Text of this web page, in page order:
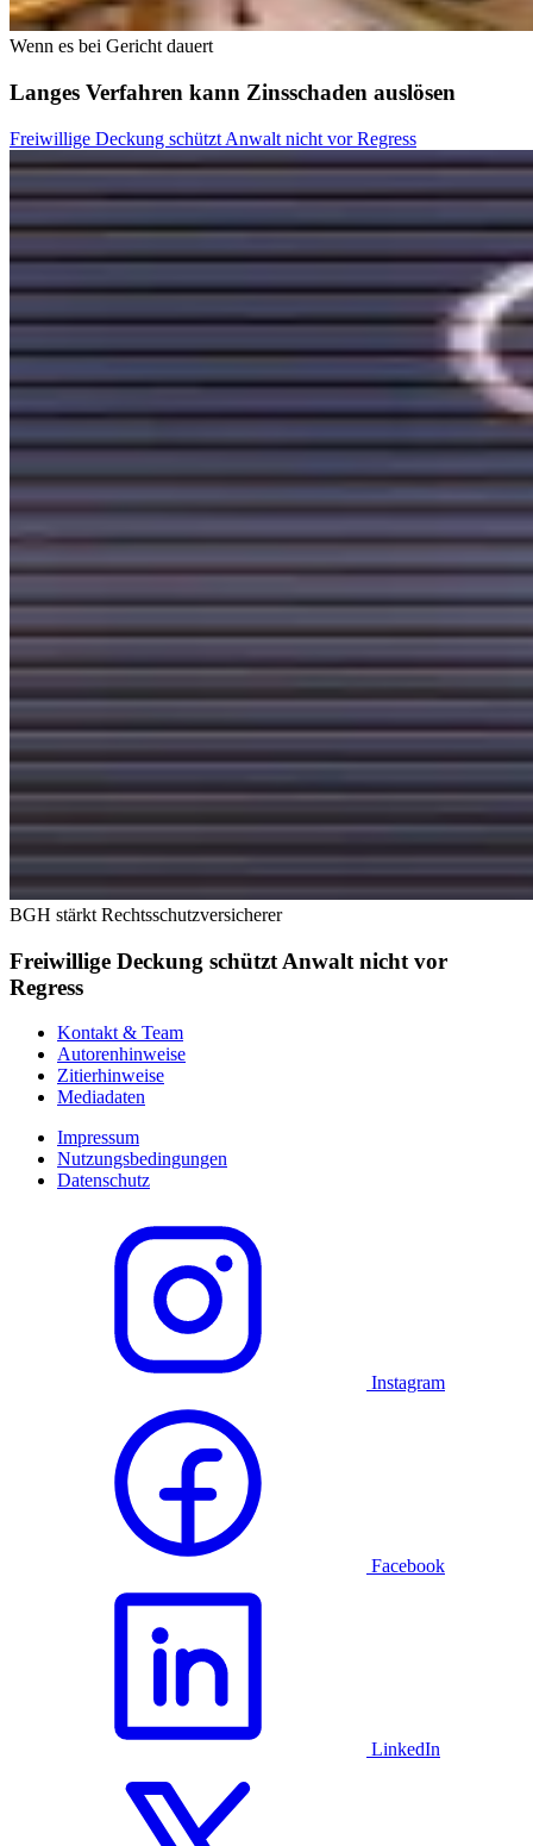
Wenn es bei Gericht dauert
Langes Verfahren kann Zinsschaden auslösen
Freiwillige Deckung schützt Anwalt nicht vor Regress
BGH stärkt Rechtsschutzversicherer
Freiwillige Deckung schützt Anwalt nicht vor
Regress
Kontakt & Team
Autorenhinweise
Zitierhinweise
Mediadaten
Impressum
Nutzungsbedingungen
Datenschutz
Instagram
Facebook
LinkedIn